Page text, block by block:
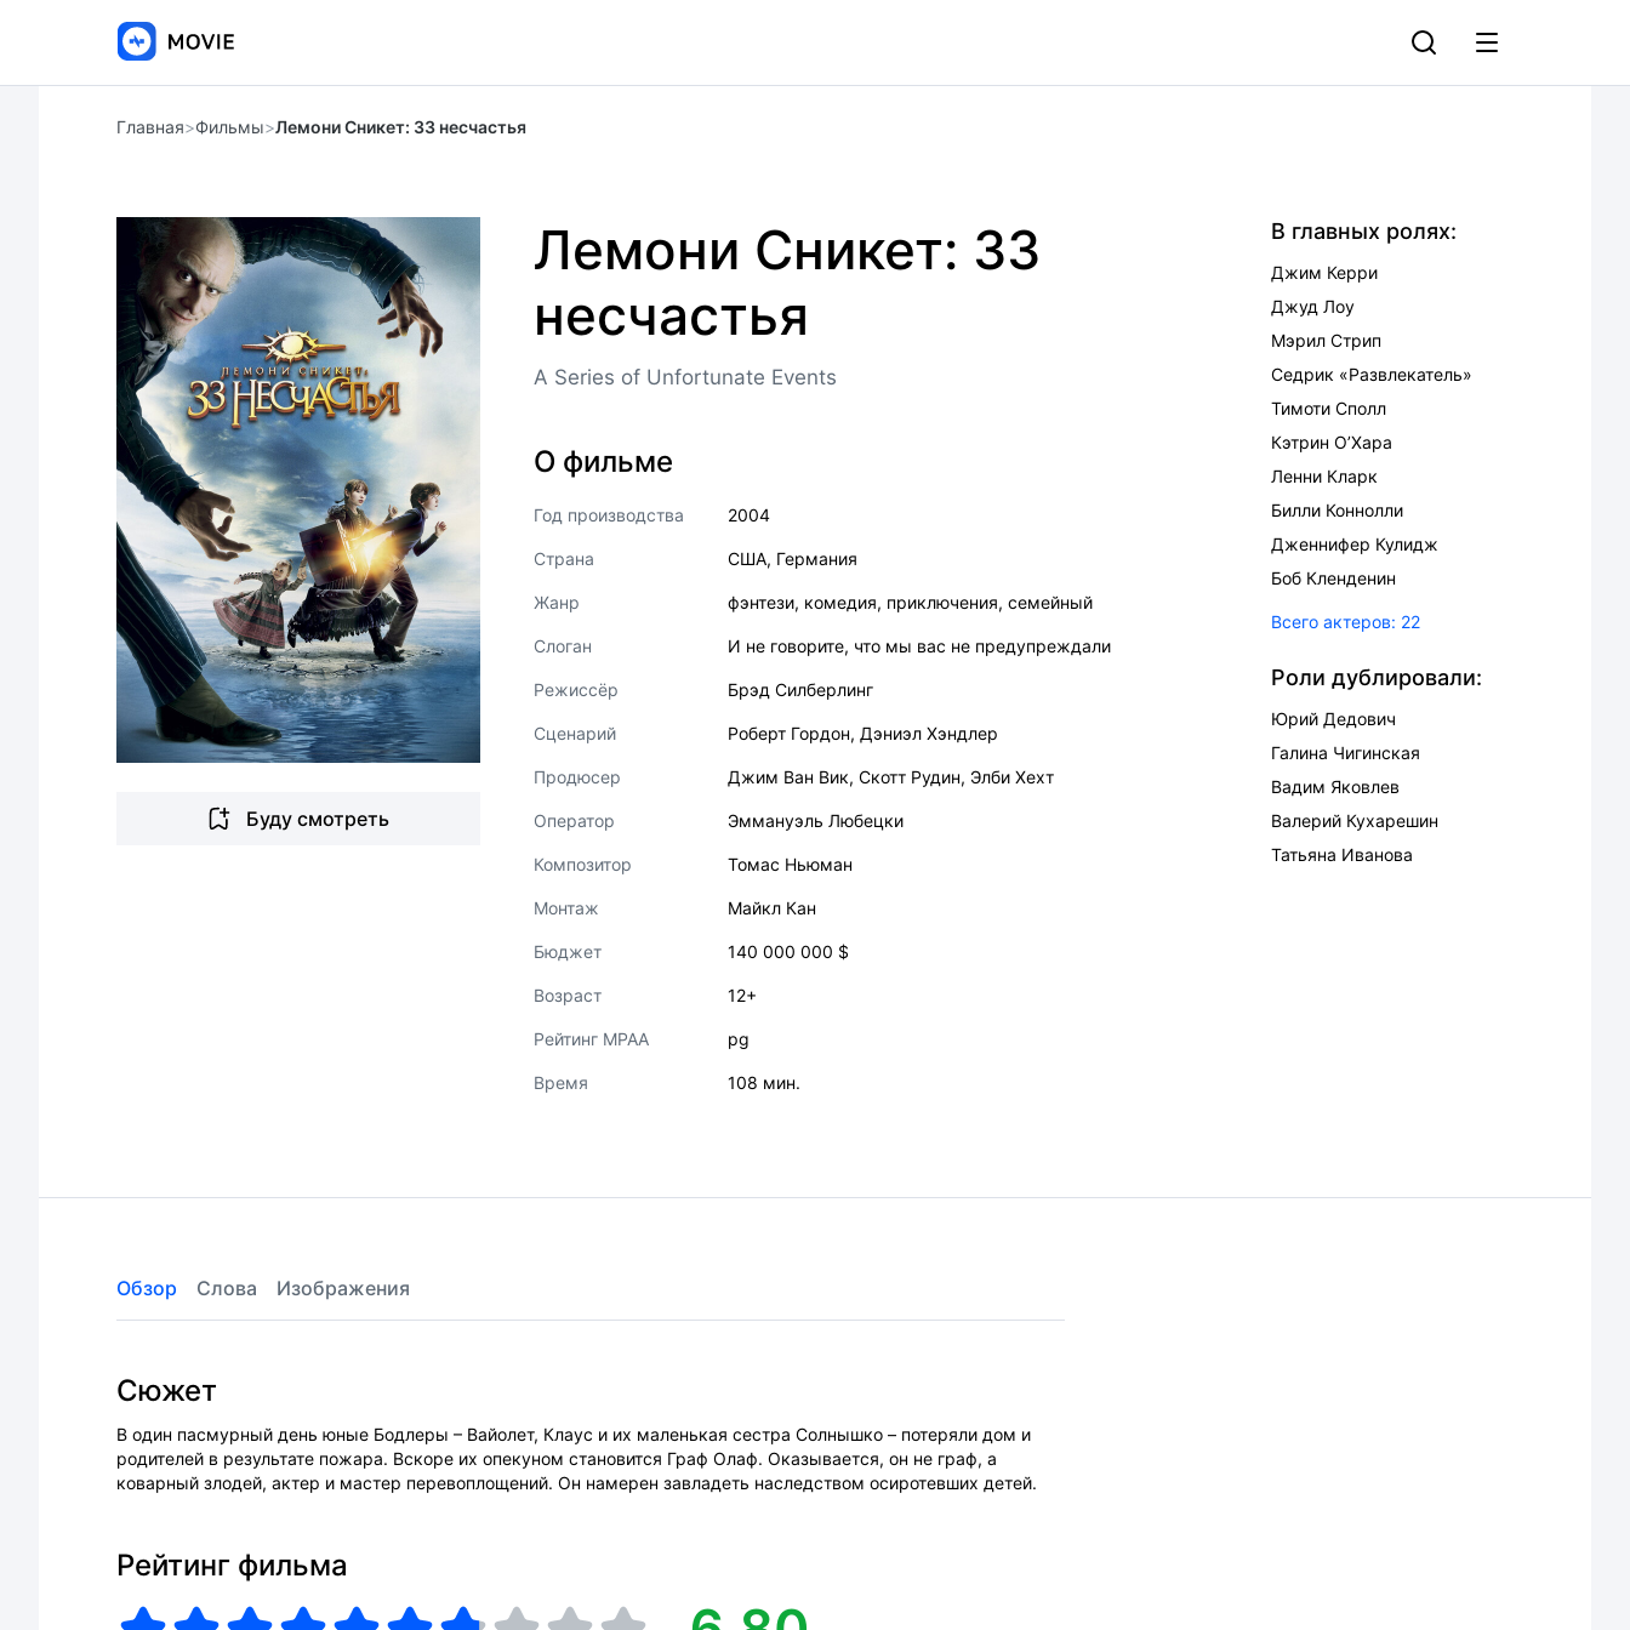
Главная>Фильмы>Лемони Сникет: 33 несчастья
Буду смотреть
Лемони Сникет: 33
несчастья
A Series of Unfortunate Events
О фильме
Год производства 2004
Страна США, Германия
Жанр фэнтези, комедия, приключения, семейный
Слоган И не говорите, что мы вас не предупреждали
Режиссёр Брэд Силберлинг
Сценарий Роберт Гордон, Дэниэл Хэндлер
Продюсер Джим Ван Вик, Скотт Рудин, Элби Хехт
Оператор Эммануэль Любецки
Композитор Томас Ньюман
Монтаж Майкл Кан
Бюджет 140 000 000 $
Возраст 12+
Рейтинг MPAA pg
Время 108 мин.
В главных ролях:
Джим Керри
Джуд Лоу
Мэрил Стрип
Седрик «Развлекатель»
Тимоти Сполл
Кэтрин О’Хара
Ленни Кларк
Билли Коннолли
Дженнифер Кулидж
Боб Кленденин
Всего актеров: 22
Роли дублировали:
Юрий Дедович
Галина Чигинская
Вадим Яковлев
Валерий Кухарешин
Татьяна Иванова
Обзор Слова Изображения
Сюжет
В один пасмурный день юные Бодлеры – Вайолет, Клаус и их маленькая сестра Солнышко – потеряли дом и
родителей в результате пожара. Вскоре их опекуном становится Граф Олаф. Оказывается, он не граф, а
коварный злодей, актер и мастер перевоплощений. Он намерен завладеть наследством осиротевших детей.
Рейтинг фильма